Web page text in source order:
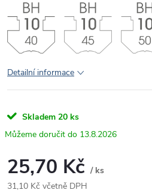
Detailní informace
Skladem 20 ks
13.8.2026
25,70 Kč / ks
31,10 Kč včetně DPH